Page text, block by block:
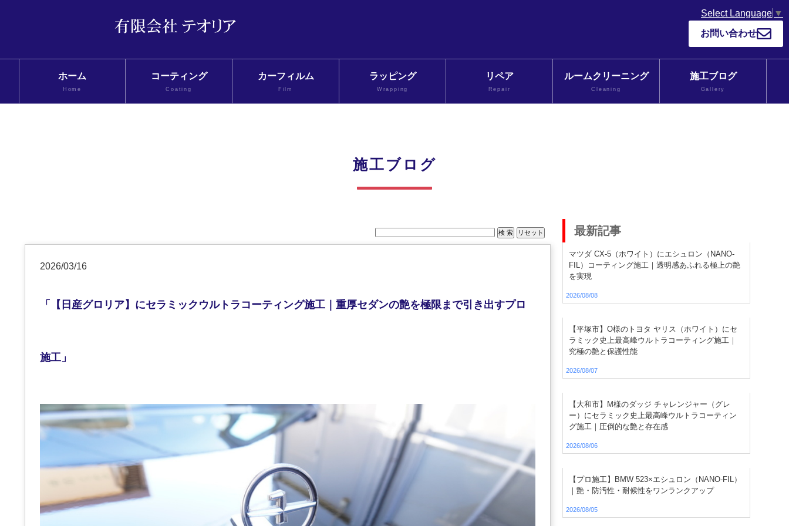
Select Language ▼
お問い合わせ
ホーム
Home
コーティング
Coating
カーフィルム
Film
ラッピング
Wrapping
リペア
Repair
ルームクリーニング
Cleaning
施工ブログ
Gallery
施工ブログ
2026/03/16
「【日産グロリア】にセラミックウルトラコーティング施工｜重厚セダンの艶を極限まで引き出すプロ
施工」
最新記事
マツダ CX-5（ホワイト）にエシュロン（NANO-
FIL）コーティング施工｜透明感あふれる極上の艶
を実現
2026/08/08
【平塚市】O様のトヨタ ヤリス（ホワイト）にセ
ラミック史上最高峰ウルトラコーティング施工｜
究極の艶と保護性能
2026/08/07
【大和市】M様のダッジ チャレンジャー（グレ
ー）にセラミック史上最高峰ウルトラコーティン
グ施工｜圧倒的な艶と存在感
2026/08/06
【プロ施工】BMW 523×エシュロン（NANO-FIL）
｜艶・防汚性・耐候性をワンランクアップ
2026/08/05